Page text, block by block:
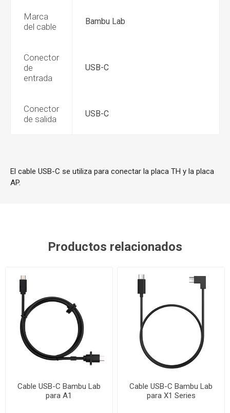
Marca
del cable
Bambu Lab
Conector
de
entrada
USB-C
Conector
de salida
USB-C
El cable USB-C se utiliza para conectar la placa TH y la placa
AP.
Productos relacionados
Cable USB-C Bambu Lab
para A1
Cable USB-C Bambu Lab
para X1 Series